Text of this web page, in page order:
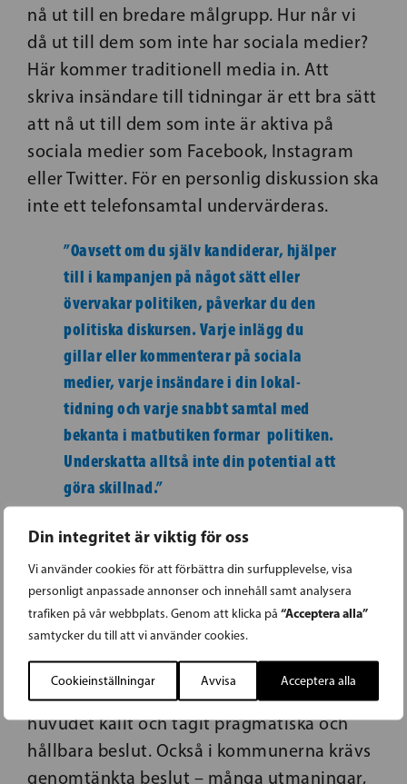
Din integritet är viktig för oss
Vi använder cookies för att förbättra din surfupplevelse, visa
personligt anpassade annonser och innehåll samt analysera
trafiken på vår webbplats. Genom att klicka på “Acceptera alla”
samtycker du till att vi använder cookies.
Cookieinställningar Avvisa Acceptera alla
nå ut till en bredare målgrupp. Hur når vi
då ut till dem som inte har sociala medier?
Här kommer traditionell media in. Att
skriva insändare till tidningar är ett bra sätt
att nå ut till dem som inte är aktiva på
sociala medier som Facebook, Instagram
eller Twitter. För en personlig diskussion ska
inte ett telefonsamtal undervärderas.
”Oavsett om du självkandiderar, hjälper
till i kampanjen på något sätt eller
övervakarpolitiken, påverkar du den
politiska diskursen. Varje inlägg du
gillar eller kommenterar på sociala
medier, varje insändare i din lokal­
tidning och varje snabbt samtal med
bekanta i matbutiken formar politiken.
Underskatta alltså inte dinpotential att
göra skillnad.”
I april röstar du om frågor om ekonomi,
sysselsättning och hållbar utveckling.
Svenska folkpartiet har på riks­nivå visat att
vi är ett parti att räkna med då det krisar.
Svenska riksdagsgruppen, har tillsammans
med partiordförande och justitieminister
Anna-Maja Henriksson i spetsen, hållit
huvudet kallt och tagit pragmatiska och
hållbara beslut. Också i kommunerna krävs
genomtänkta beslut – många utmaningar,